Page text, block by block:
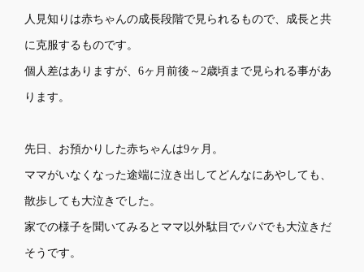
人見知りは赤ちゃんの成長段階で見られるもので、成長と共
に克服するものです。
個人差はありますが、6ヶ月前後～2歳頃まで見られる事があ
ります。
先日、お預かりした赤ちゃんは9ヶ月。
ママがいなくなった途端に泣き出してどんなにあやしても、
散歩しても大泣きでした。
家での様子を聞いてみるとママ以外駄目でパパでも大泣きだ
そうです。